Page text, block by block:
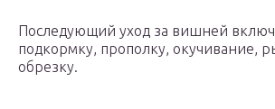
Последующий уход за вишней
подкормку, прополку, окучивание,
обрезку.